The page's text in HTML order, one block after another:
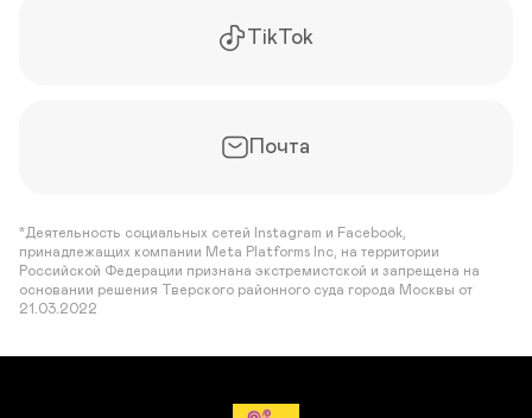
TikTok
Почта
*Деятельность социальных сетей Instagram и Facebook,
принадлежащих компании Meta Platforms Inc, на территории
Российской Федерации признана экстремистской и запрещена на
основании решения Тверского районного суда города Москвы от
21.03.2022